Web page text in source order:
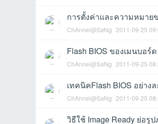
การตั้งค่าและความหมาย
ChAnnel@SaNg 2011-09-25
Flash BIOS ของเมนบอร์
ChAnnel@SaNg 2011-09-25
เทคนิคFlash BIOS อย่างล
ChAnnel@SaNg 2011-09-25
วิธีใช้ Image Ready ย่อรู